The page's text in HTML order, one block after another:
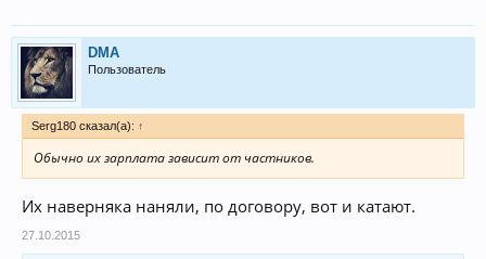
DMA
Пользователь
Serg180 сказал(а): ↑
Обычно их зарплата зависит от частников.
Их наверняка наняли, по договору, вот и катают.
27.10.2015